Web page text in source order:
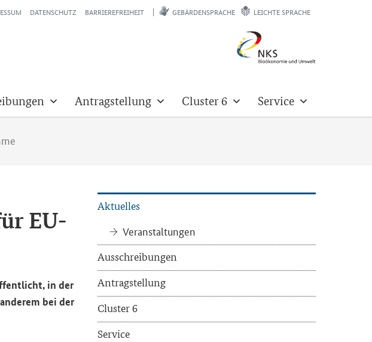
DATENSCHUTZ BARRIEREFREIHEIT GEBÄRDENSPRACHE LEICHTE SPRACHE
Antragstellung Cluster 6 Service
EU-​
in der
bei der
Ak­tu­el­les
Ver­an­stal­tun­gen
Aus­schrei­bun­gen
An­trag­stel­lung
Clus­ter 6
Ser­vice